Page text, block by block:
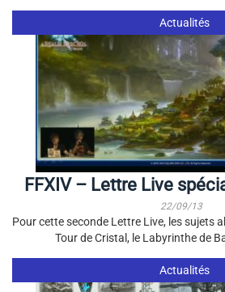
Actualités
FFXIV – Lettre Live
22/09/13
Pour cette seconde Lettre Live, les sujets
Tour de Cristal, le Labyrinthe de
Actualités